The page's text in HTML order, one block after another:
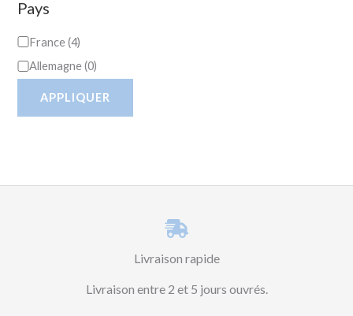
Pays
France(4)
Allemagne(0)
APPLIQUER
Livraison rapide
Livraison entre 2 et 5 jours ouvrés.